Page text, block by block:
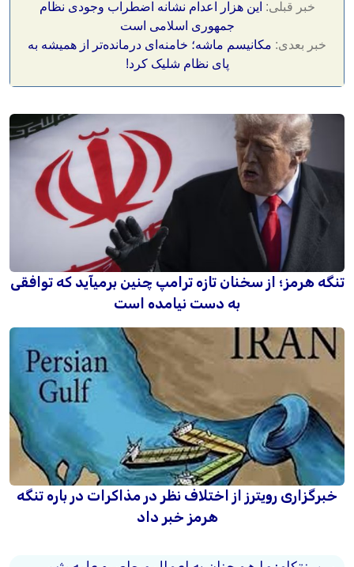
خبر قبلی: این هزار اعدام‌ نشانه اضطراب وجودی نظام
جمهوری اسلامی است
خبر بعدی: مکانیسم ماشه؛ خامنه‌ای درمانده‌تر از همیشه به
پای نظام شلیک کرد!
تنگه هرمز؛ از سخنان تازه ترامپ چنین برمیآید که توافقی
به دست نیامده است
خبرگزاری رویترز از اختلاف نظر در مذاکرات در باره تنگه
هرمز خبر داد